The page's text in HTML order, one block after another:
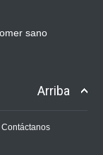
sano
Arriba
Contáctanos